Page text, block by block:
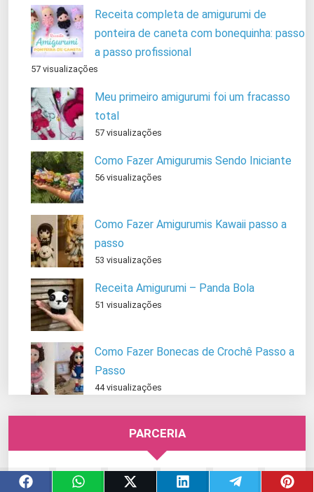
Receita completa de amigurumi de
ponteira de caneta com bonequinha: passo
a passo profissional
57 visualizações
Meu primeiro amigurumi foi um fracasso
total
57 visualizações
Como Fazer Amigurumis Sendo Iniciante
56 visualizações
Como Fazer Amigurumis Kawaii passo a
passo
53 visualizações
Receita Amigurumi – Panda Bola
51 visualizações
Como Fazer Bonecas de Crochê Passo a
Passo
44 visualizações
PARCERIA